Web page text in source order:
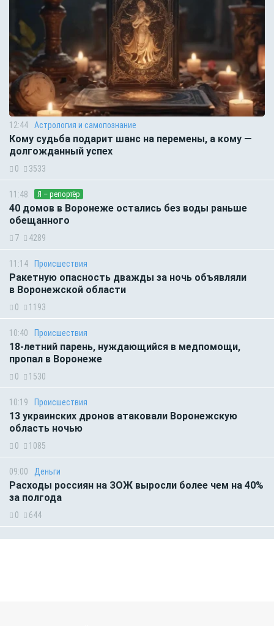
12:44 Астрология и самопознание
Кому судьба подарит шанс на перемены, а кому —
долгожданный успех
0 3533
11:48 Я – репортёр
40 домов в Воронеже остались без воды раньше
обещанного
7 4289
11:14 Происшествия
Ракетную опасность дважды за ночь объявляли
в Воронежской области
0 1193
10:40 Происшествия
18-летний парень, нуждающийся в медпомощи,
пропал в Воронеже
0 1530
10:19 Происшествия
13 украинских дронов атаковали Воронежскую
область ночью
0 1085
09:00 Деньги
Расходы россиян на ЗОЖ выросли более чем на 40%
за полгода
0 644